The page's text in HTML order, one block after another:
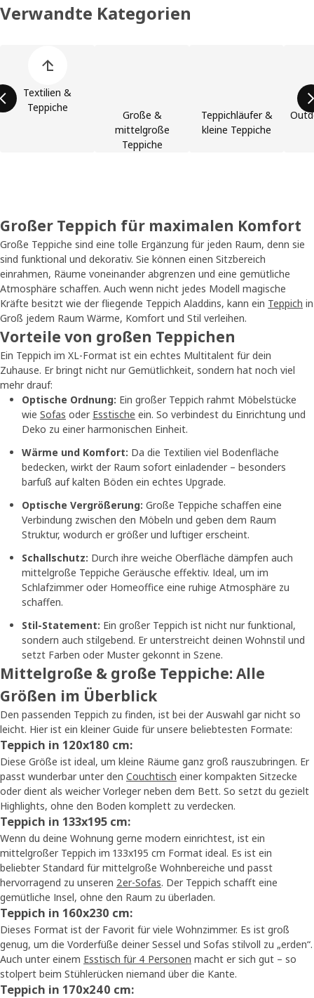
Verwandte Kategorien
Textilien &
Teppiche
Große &
mittelgroße
Teppiche
Teppichläufer &
kleine Teppiche
Großer Teppich für maximalen Komfort
Große Teppiche sind eine tolle Ergänzung für jeden Raum, denn sie
sind funktional und dekorativ. Sie können einen Sitzbereich
einrahmen, Räume voneinander abgrenzen und eine gemütliche
Atmosphäre schaffen. Auch wenn nicht jedes Modell magische
Kräfte besitzt wie der fliegende Teppich Aladdins, kann ein Teppich in
Groß jedem Raum Wärme, Komfort und Stil verleihen.
Vorteile von großen Teppichen
Ein Teppich im XL-Format ist ein echtes Multitalent für dein
Zuhause. Er bringt nicht nur Gemütlichkeit, sondern hat noch viel
mehr drauf:
Optische Ordnung: Ein großer Teppich rahmt Möbelstücke
wie Sofas oder Esstische ein. So verbindest du Einrichtung und
Deko zu einer harmonischen Einheit.
Wärme und Komfort: Da die Textilien viel Bodenfläche
bedecken, wirkt der Raum sofort einladender – besonders
barfuß auf kalten Böden ein echtes Upgrade.
Optische Vergrößerung: Große Teppiche schaffen eine
Verbindung zwischen den Möbeln und geben dem Raum
Struktur, wodurch er größer und luftiger erscheint.
Schallschutz: Durch ihre weiche Oberfläche dämpfen auch
mittelgroße Teppiche Geräusche effektiv. Ideal, um im
Schlafzimmer oder Homeoffice eine ruhige Atmosphäre zu
schaffen.
Stil-Statement: Ein großer Teppich ist nicht nur funktional,
sondern auch stilgebend. Er unterstreicht deinen Wohnstil und
setzt Farben oder Muster gekonnt in Szene.
Mittelgroße & große Teppiche: Alle
Größen im Überblick
Den passenden Teppich zu finden, ist bei der Auswahl gar nicht so
leicht. Hier ist ein kleiner Guide für unsere beliebtesten Formate:
Teppich in 120x180 cm:
Diese Größe ist ideal, um kleine Räume ganz groß rauszubringen. Er
passt wunderbar unter den Couchtisch einer kompakten Sitzecke
oder dient als weicher Vorleger neben dem Bett. So setzt du gezielt
Highlights, ohne den Boden komplett zu verdecken.
Teppich in 133x195 cm:
Wenn du deine Wohnung gerne modern einrichtest, ist ein
mittelgroßer Teppich im 133x195 cm Format ideal. Es ist ein
beliebter Standard für mittelgroße Wohnbereiche und passt
hervorragend zu unseren 2er-Sofas. Der Teppich schafft eine
gemütliche Insel, ohne den Raum zu überladen.
Teppich in 160x230 cm:
Dieses Format ist der Favorit für viele Wohnzimmer. Es ist groß
genug, um die Vorderfüße deiner Sessel und Sofas stilvoll zu „erden“.
Auch unter einem Esstisch für 4 Personen macht er sich gut – so
stolpert beim Stühlerücken niemand über die Kante.
Teppich in 170x240 cm: